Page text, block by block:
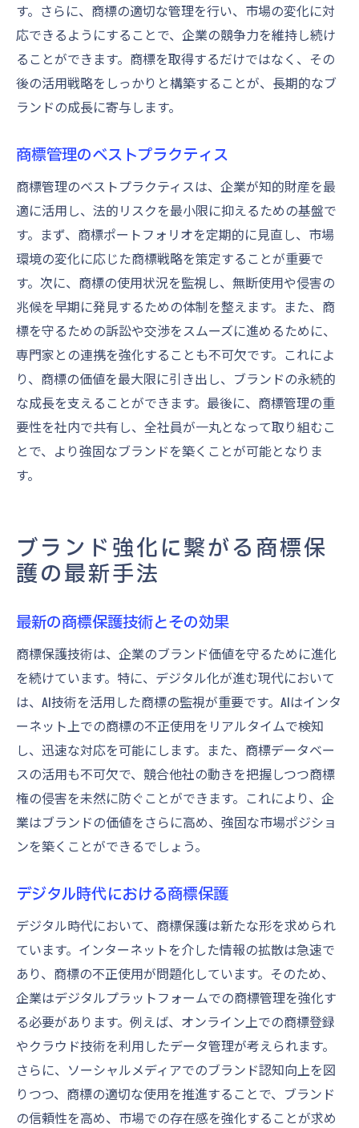
す。さらに、商標の適切な管理を行い、市場の変化に対
応できるようにすることで、企業の競争力を維持し続け
ることができます。商標を取得するだけではなく、その
後の活用戦略をしっかりと構築することが、長期的なブ
ランドの成長に寄与します。
商標管理のベストプラクティス
商標管理のベストプラクティスは、企業が知的財産を最
適に活用し、法的リスクを最小限に抑えるための基盤で
す。まず、商標ポートフォリオを定期的に見直し、市場
環境の変化に応じた商標戦略を策定することが重要で
す。次に、商標の使用状況を監視し、無断使用や侵害の
兆候を早期に発見するための体制を整えます。また、商
標を守るための訴訟や交渉をスムーズに進めるために、
専門家との連携を強化することも不可欠です。これによ
り、商標の価値を最大限に引き出し、ブランドの永続的
な成長を支えることができます。最後に、商標管理の重
要性を社内で共有し、全社員が一丸となって取り組むこ
とで、より強固なブランドを築くことが可能となりま
す。
ブランド強化に繋がる商標保
護の最新手法
最新の商標保護技術とその効果
商標保護技術は、企業のブランド価値を守るために進化
を続けています。特に、デジタル化が進む現代において
は、AI技術を活用した商標の監視が重要です。AIはインタ
ーネット上での商標の不正使用をリアルタイムで検知
し、迅速な対応を可能にします。また、商標データベー
スの活用も不可欠で、競合他社の動きを把握しつつ商標
権の侵害を未然に防ぐことができます。これにより、企
業はブランドの価値をさらに高め、強固な市場ポジショ
ンを築くことができるでしょう。
デジタル時代における商標保護
デジタル時代において、商標保護は新たな形を求められ
ています。インターネットを介した情報の拡散は急速で
あり、商標の不正使用が問題化しています。そのため、
企業はデジタルプラットフォームでの商標管理を強化す
る必要があります。例えば、オンライン上での商標登録
やクラウド技術を利用したデータ管理が考えられます。
さらに、ソーシャルメディアでのブランド認知向上を図
りつつ、商標の適切な使用を推進することで、ブランド
の信頼性を高め、市場での存在感を強化することが求め